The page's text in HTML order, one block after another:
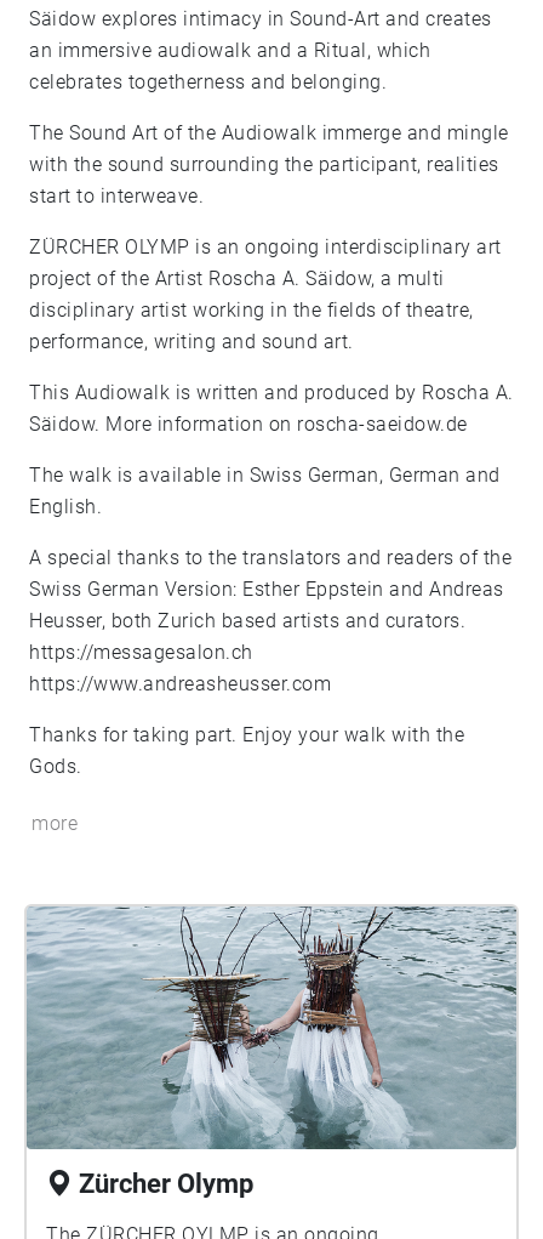
Säidow explores intimacy in Sound-Art and creates
an immersive audiowalk and a Ritual, which
celebrates togetherness and belonging.
The Sound Art of the Audiowalk immerge and mingle
with the sound surrounding the participant, realities
start to interweave.
ZÜRCHER OLYMP is an ongoing interdisciplinary art
project of the Artist Roscha A. Säidow, a multi
disciplinary artist working in the fields of theatre,
performance, writing and sound art.
This Audiowalk is written and produced by Roscha A.
Säidow. More information on roscha-saeidow.de
The walk is available in Swiss German, German and
English.
A special thanks to the translators and readers of the
Swiss German Version: Esther Eppstein and Andreas
Heusser, both Zurich based artists and curators.
https://messagesalon.ch
https://www.andreasheusser.com
Thanks for taking part. Enjoy your walk with the
Gods.
more
Zürcher Olymp